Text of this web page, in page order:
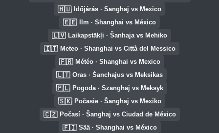
🇭🇺 Időjárás · Sanghaj vs Mexico
🇪🇪 Ilm · Shanghai vs México
🇱🇻 Laikapstākļi · Šanhaja vs Mehiko
🇮🇹 Meteo · Shanghai vs Città del Messico
🇫🇷 Météo · Shanghai vs Mexico
🇱🇹 Oras · Šanchajus vs Meksikas
🇵🇱 Pogoda · Szanghaj vs Meksyk
🇸🇰 Počasie · Šanghaj vs Mexiko
🇨🇿 Počasí · Šanghaj vs Ciudad de México
🇫🇮 Sää · Shanghai vs México